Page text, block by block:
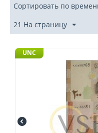
Сортировать по
21 На страницу
UNC